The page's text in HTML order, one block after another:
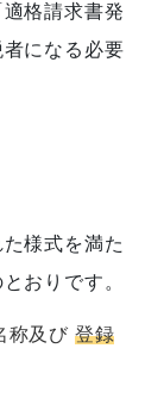
格請求書発
になる必要
様式を満た
おりです。
称及び 登録